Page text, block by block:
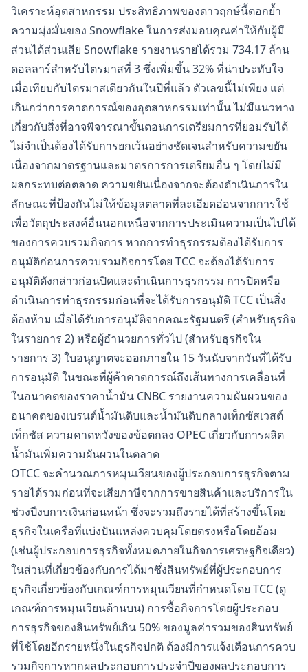
วิเคราะห์อุตสาหกรรม ประสิทธิภาพของดาวฤกษ์นี้ตอกย้ำ
ความมุ่งมั่นของ Snowflake ในการส่งมอบคุณค่าให้กับผู้มี
ส่วนได้ส่วนเสีย Snowflake รายงานรายได้รวม 734.17 ล้าน
ดอลลาร์สำหรับไตรมาสที่ 3 ซึ่งเพิ่มขึ้น 32% ที่น่าประทับใจ
เมื่อเทียบกับไตรมาสเดียวกันในปีที่แล้ว ตัวเลขนี้ไม่เพียง แต่
เกินกว่าการคาดการณ์ของอุตสาหกรรมเท่านั้น ไม่มีแนวทาง
เกี่ยวกับสิ่งที่อาจพิจารณาขั้นตอนการเตรียมการที่ยอมรับได้
ไม่จำเป็นต้องได้รับการยกเว้นอย่างชัดเจนสำหรับความขยัน
เนื่องจากมาตรฐานและมาตรการการเตรียมอื่น ๆ โดยไม่มี
ผลกระทบต่อตลาด ความขยันเนื่องจากจะต้องดำเนินการใน
ลักษณะที่ป้องกันไม่ให้ข้อมูลตลาดที่ละเอียดอ่อนจากการใช้
เพื่อวัตถุประสงค์อื่นนอกเหนือจากการประเมินความเป็นไปได้
ของการควบรวมกิจการ หากการทำธุรกรรมต้องได้รับการ
อนุมัติก่อนการควบรวมกิจการโดย TCC จะต้องได้รับการ
อนุมัติดังกล่าวก่อนปิดและดำเนินการธุรกรรม การปิดหรือ
ดำเนินการทำธุรกรรมก่อนที่จะได้รับการอนุมัติ TCC เป็นสิ่ง
ต้องห้าม เมื่อได้รับการอนุมัติจากคณะรัฐมนตรี (สำหรับธุรกิจ
ในรายการ 2) หรือผู้อำนวยการทั่วไป (สำหรับธุรกิจใน
รายการ 3) ใบอนุญาตจะออกภายใน 15 วันนับจากวันที่ได้รับ
การอนุมัติ ในขณะที่ผู้ค้าคาดการณ์ถึงเส้นทางการเคลื่อนที่
ในอนาคตของราคาน้ำมัน CNBC รายงานความผันผวนของ
อนาคตของเบรนต์น้ำมันดิบและน้ำมันดิบกลางเท็กซัสเวสต์
เท็กซัส ความคาดหวังของข้อตกลง OPEC เกี่ยวกับการผลิต
น้ำมันเพิ่มความผันผวนในตลาด
OTCC จะคำนวณการหมุนเวียนของผู้ประกอบการธุรกิจตาม
รายได้รวมก่อนที่จะเสียภาษีจากการขายสินค้าและบริการใน
ช่วงปีงบการเงินก่อนหน้า ซึ่งจะรวมถึงรายได้ที่สร้างขึ้นโดย
ธุรกิจในเครือที่แบ่งปันแหล่งควบคุมโดยตรงหรือโดยอ้อม
(เช่นผู้ประกอบการธุรกิจทั้งหมดภายในกิจการเศรษฐกิจเดียว)
ในส่วนที่เกี่ยวข้องกับการได้มาซึ่งสินทรัพย์ที่ผู้ประกอบการ
ธุรกิจเกี่ยวข้องกับเกณฑ์การหมุนเวียนที่กำหนดโดย TCC (ดู
เกณฑ์การหมุนเวียนด้านบน) การซื้อกิจการโดยผู้ประกอบ
การธุรกิจของสินทรัพย์เกิน 50% ของมูลค่ารวมของสินทรัพย์
ที่ใช้โดยอีกรายหนึ่งในธุรกิจปกติ ต้องมีการแจ้งเตือนการควบ
รวมกิจการหากผลประกอบการประจำปีของผลประกอบการ